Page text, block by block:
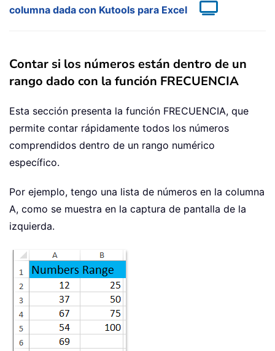
columna dada con Kutools para Excel
Contar si los números están dentro de un
rango dado con la función FRECUENCIA
Esta sección presenta la función FRECUENCIA, que
permite contar rápidamente todos los números
comprendidos dentro de un rango numérico
específico.
Por ejemplo, tengo una lista de números en la columna
A, como se muestra en la captura de pantalla de la
izquierda.